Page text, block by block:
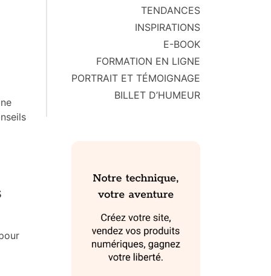
TENDANCES
INSPIRATIONS
E-BOOK
FORMATION EN LIGNE
PORTRAIT ET TÉMOIGNAGE
BILLET D’HUMEUR